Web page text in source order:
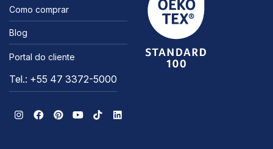
Como comprar
Blog
Portal do cliente
Tel.: +55 47 3372-5000